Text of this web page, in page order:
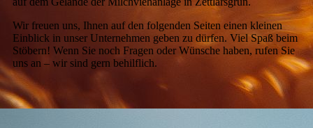
Wir freuen uns, Ihnen auf den folgenden Seiten einen kleinen
Einblick in unser Unternehmen geben zu dürfen. Viel Spaß beim
Stöbern! Wenn Sie noch Fragen oder Wünsche haben, rufen Sie
uns an – wir sind gern behilflich.